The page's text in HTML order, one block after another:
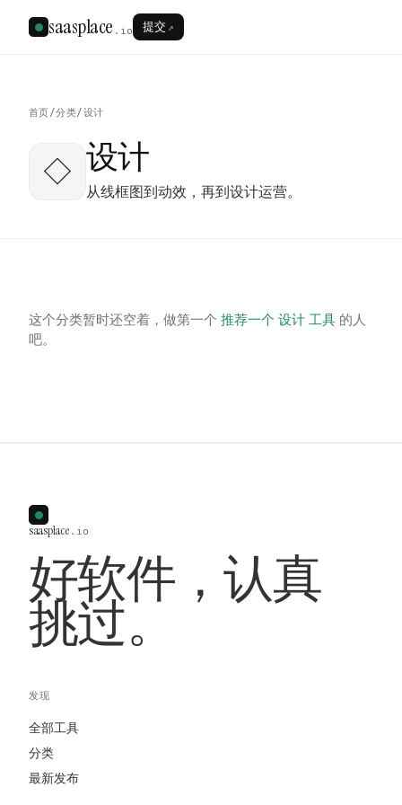
saasplace .io 提交 ↗
首页/分类/设计
◇ 设计
从线框图到动效，再到设计运营。
这个分类暂时还空着，做第一个 推荐一个 设计 工具 的人
吧。
saasplace .io
好软件，认真
挑过。
发现
全部工具
分类
最新发布